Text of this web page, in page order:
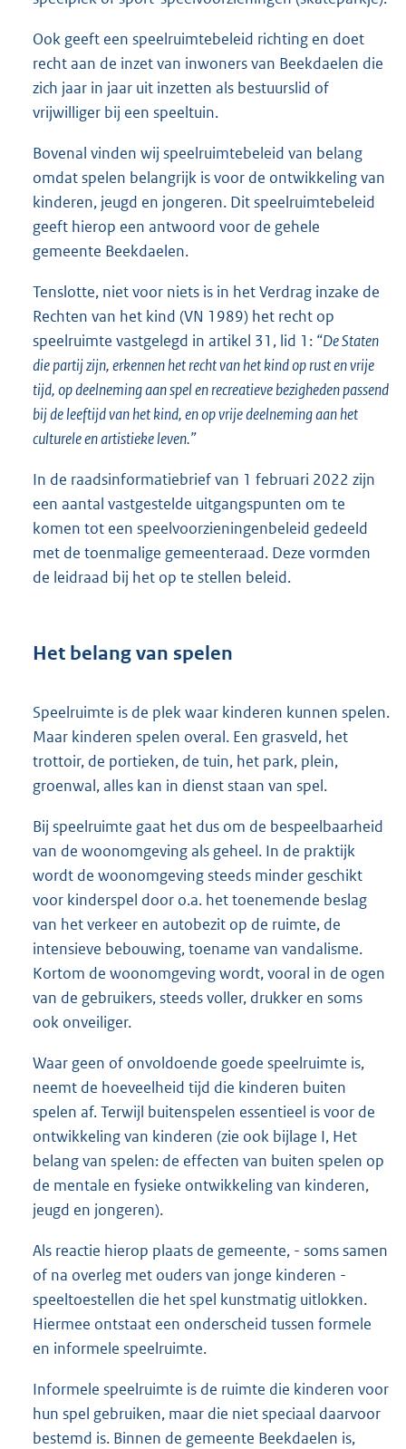
Ook geeft een speelruimtebeleid richting en doet
recht aan de inzet van inwoners van Beekdaelen die
zich jaar in jaar uit inzetten als bestuurslid of
vrijwilliger bij een speeltuin.
Bovenal vinden wij speelruimtebeleid van belang
omdat spelen belangrijk is voor de ontwikkeling van
kinderen, jeugd en jongeren. Dit speelruimtebeleid
geeft hierop een antwoord voor de gehele
gemeente Beekdaelen.
Tenslotte, niet voor niets is in het Verdrag inzake de
Rechten van het kind (VN 1989) het recht op
speelruimte vastgelegd in artikel 31, lid 1: “De Staten
die partij zijn, erkennen het recht van het kind op rust en vrije
tijd, op deelneming aan spel en recreatieve bezigheden passend
bij de leeftijd van het kind, en op vrije deelneming aan het
culturele en artistieke leven.”
In de raadsinformatiebrief van 1 februari 2022 zijn
een aantal vastgestelde uitgangspunten om te
komen tot een speelvoorzieningenbeleid gedeeld
met de toenmalige gemeenteraad. Deze vormden
de leidraad bij het op te stellen beleid.
Het belang van spelen
Speelruimte is de plek waar kinderen kunnen spelen.
Maar kinderen spelen overal. Een grasveld, het
trottoir, de portieken, de tuin, het park, plein,
groenwal, alles kan in dienst staan van spel.
Bij speelruimte gaat het dus om de bespeelbaarheid
van de woonomgeving als geheel. In de praktijk
wordt de woonomgeving steeds minder geschikt
voor kinderspel door o.a. het toenemende beslag
van het verkeer en autobezit op de ruimte, de
intensieve bebouwing, toename van vandalisme.
Kortom de woonomgeving wordt, vooral in de ogen
van de gebruikers, steeds voller, drukker en soms
ook onveiliger.
Waar geen of onvoldoende goede speelruimte is,
neemt de hoeveelheid tijd die kinderen buiten
spelen af. Terwijl buitenspelen essentieel is voor de
ontwikkeling van kinderen (zie ook bijlage I, Het
belang van spelen: de effecten van buiten spelen op
de mentale en fysieke ontwikkeling van kinderen,
jeugd en jongeren).
Als reactie hierop plaats de gemeente, - soms samen
of na overleg met ouders van jonge kinderen -
speeltoestellen die het spel kunstmatig uitlokken.
Hiermee ontstaat een onderscheid tussen formele
en informele speelruimte.
Informele speelruimte is de ruimte die kinderen voor
hun spel gebruiken, maar die niet speciaal daarvoor
bestemd is. Binnen de gemeente Beekdaelen is,